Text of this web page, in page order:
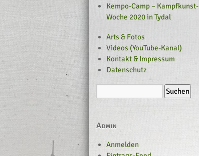
Kempo-Camp – Kampfkunst-
Woche 2020 in Tydal
Arts & Fotos
Videos (YouTube-Kanal)
Kontakt & Impressum
Datenschutz
Admin
Anmelden